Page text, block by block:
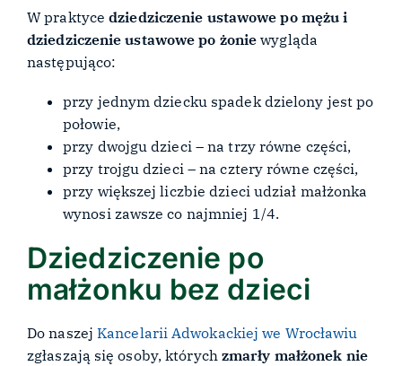
W praktycedziedziczenie ustawowe po mężu i
dziedziczenie ustawowe po żonie wygląda
następująco:
przy jednym dziecku spadek dzielony jest po
połowie,
przy dwojgu dzieci – na trzy równe części,
przy trojgu dzieci – na cztery równe części,
przy większej liczbie dzieci udział małżonka
wynosi zawsze co najmniej 1/4.
Dziedziczenie po
małżonku bez dzieci
Do naszej Kancelarii Adwokackiej we Wrocławiu
zgłaszają się osoby, których zmarły małżonek nie